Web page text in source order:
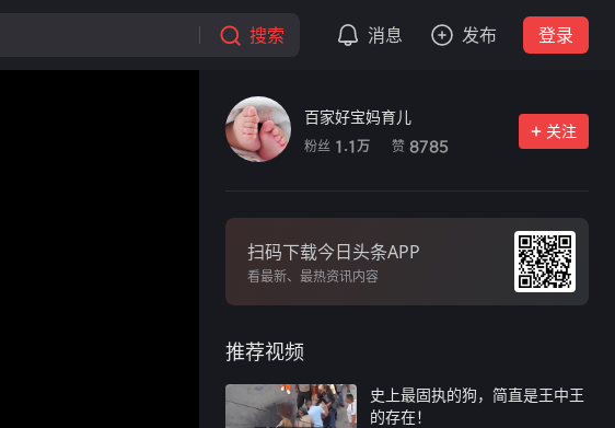
搜索 消息 发布 登录
百家好宝妈育儿
粉丝 1.1万 赞 8785
关注
扫码下载今日头条APP
看最新、最热资讯内容
推荐视频
史上最固执的狗，简直是王中王
的存在！